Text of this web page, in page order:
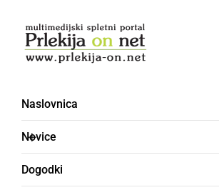
Naslovnica
Novice
Dogodki
kobreti - Profil